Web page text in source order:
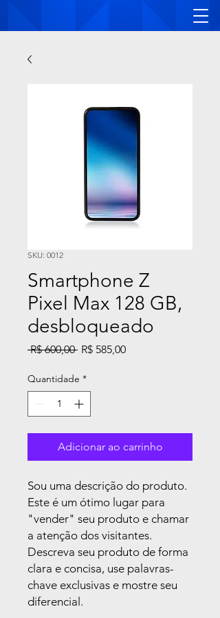
SKU: 0012
Smartphone Z
Pixel Max 128 GB,
desbloqueado
R$ 600,00 Preço
R$ 585,00Preço
Quantidade *
Adicionar ao carrinho
Sou uma descrição do produto.
Este é um ótimo lugar para
"vender" seu produto e chamar
a atenção dos visitantes.
Descreva seu produto de forma
clara e concisa, use palavras-
chave exclusivas e mostre seu
diferencial.